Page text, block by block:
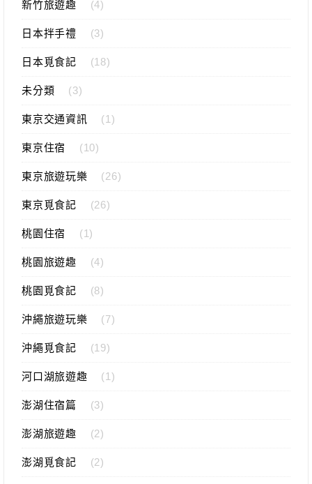
新竹旅遊趣 (4)
日本拌手禮 (3)
日本覓食記 (18)
未分類 (3)
東京交通資訊 (1)
東京住宿 (10)
東京旅遊玩樂 (26)
東京覓食記 (26)
桃園住宿 (1)
桃園旅遊趣 (4)
桃園覓食記 (8)
沖繩旅遊玩樂 (7)
沖繩覓食記 (19)
河口湖旅遊趣 (1)
澎湖住宿篇 (3)
澎湖旅遊趣 (2)
澎湖覓食記 (2)